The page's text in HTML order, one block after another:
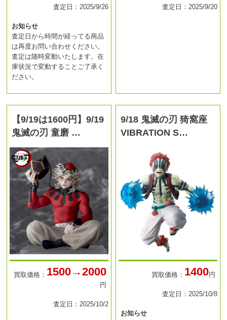
査定日：2025/9/26
お知らせ
査定日から時間が経ってる商品
は再度お問い合わせください。
査定は随時変動いたします。在
庫状況で変動することご了承く
ださい。
査定日：2025/9/20
【9/19は1600円】9/19
鬼滅の刃 童磨 …
買取価格： 1500→2000
円
査定日：2025/10/2
9/18 鬼滅の刃 猗窩座
VIBRATION S…
買取価格： 1400円
査定日：2025/10/8
お知らせ